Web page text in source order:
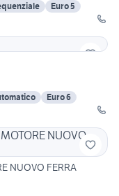
Euro 5
Euro 6
NUOVO FERRA